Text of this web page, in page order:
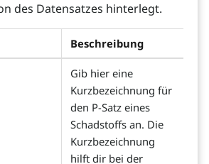
des Datensatzes hinterlegt.
Beschreibung
Gib hier eine
Kurzbezeichnung für
den P-Satz eines
Schadstoffs an. Die
Kurzbezeichnung
hilft dir bei der